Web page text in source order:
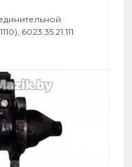
6023.35.21.111